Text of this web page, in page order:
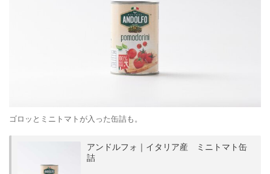
ゴロッとミニトマトが入った缶詰も。
アンドルフォ｜イタリア産 ミニトマト缶
詰